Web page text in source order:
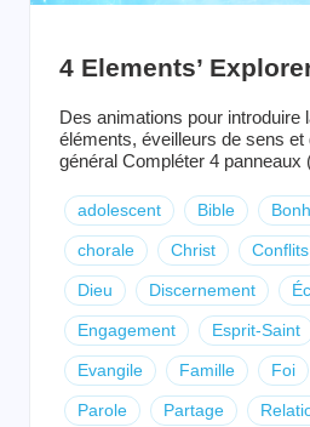
4 Elements’
Des animations pour introduire
éléments, éveilleurs de sens et
général Compléter 4 panneaux
adolescent Bible
chorale Christ Conflits
Dieu Discernement
Engagement Esprit-Saint
Evangile Famille Foi
Parole Partage